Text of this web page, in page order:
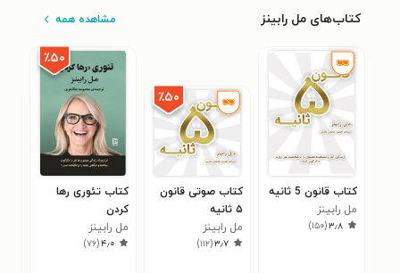
کتاب‌های مل رابینز مشاهده همه
کتاب قانون 5 ثانیه
مل رابینز
۳٫۸(۱۵۰)
٪۵۰
کتاب صوتی قانون
۵ ثانیه
مل رابینز
۳٫۷(۱۱۲)
٪۵۰
کتاب تئوری رها
کردن
مل رابینز
۴٫۰(۷۶)